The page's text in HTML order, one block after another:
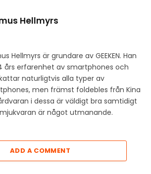
Hellmyrs
Hellmyrs är grundare av GEEKEN. Han
års erfarenhet av smartphones och
naturligtvis alla typer av
men främst foldebles från Kina
i dessa är väldigt bra samtidigt
är något utmanande.
ADD A COMMENT